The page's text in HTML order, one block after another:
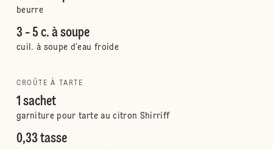
beurre
3 - 5 c. à soupe
cuil. à soupe d’eau froide
CROÛTE À TARTE
1 sachet
garniture pour tarte au citron Shirriff
0,33 tasse